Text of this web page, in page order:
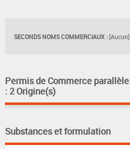
SECONDS NOMS COMMERCIAUX : [Aucun]
Permis de Commerce parallèle
: 2 Origine(s)
Substances et formulation